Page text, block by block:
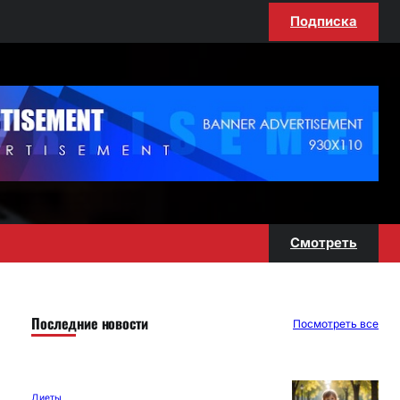
Подписка
Смотреть
Последние новости Посмотреть все
Диеты